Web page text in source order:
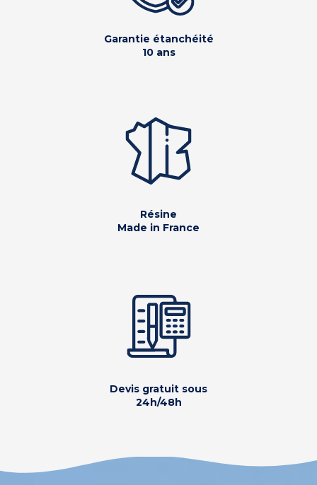
Garantie étanchéité
10 ans
Résine
Made in France
Devis gratuit sous
24h/48h